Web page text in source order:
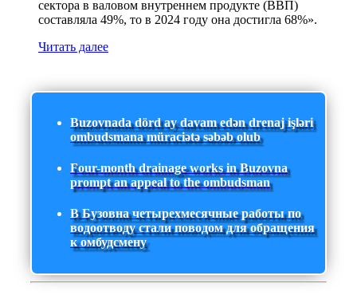
сектора в валовом внутреннем продукте (ВВП)
составляла 49%, то в 2024 году она достигла 68%».
Читать далее
Buzovnada dörd ay davam edən drenaj işləri
ombudsmana müraciətə səbəb olub
Four-month drainage works in Buzovna
prompt an appeal to the ombudsman
В Бузовна четырехмесячные работы по
водоотводу стали поводом для обращения
к омбудсмену